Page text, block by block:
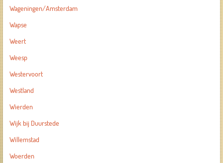
Wageningen/Amsterdam
Wapse
Weert
Weesp
Westervoort
Westland
Wierden
Wijk bij Duurstede
Willemstad
Woerden